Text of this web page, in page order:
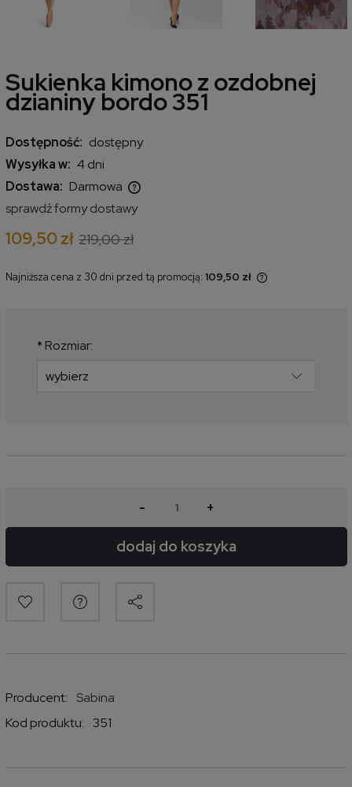
Sukienka kimono z ozdobnej
dzianiny bordo 351
Dostępność: dostępny
Wysyłka w: 4 dni
Dostawa: Darmowa
Cena nie zawiera ewentualnych kosztów płatności
sprawdź formy dostawy
109,50 zł 219,00 zł
Najniższa cena z 30 dni przed tą promocją: 109,50 zł
* Rozmiar:
- +
dodaj do koszyka
Producent:
Sabina
Kod produktu:
351